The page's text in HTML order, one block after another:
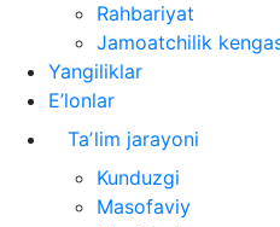
Rahbariyat
Jamoatchilik
Yangiliklar
E’lonlar
Taʼlim jarayoni
Kunduzgi
Masofaviy